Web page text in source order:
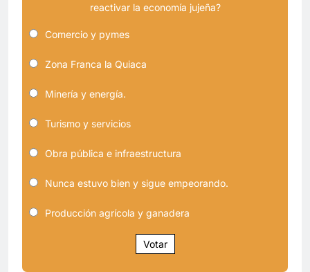
reactivar la economía jujeña?
Comercio y pymes
Zona Franca la Quiaca
Minería y energía.
Turismo y servicios
Obra pública e infraestructura
Nunca estuvo bien y sigue empeorando.
Producción agrícola y ganadera
Votar